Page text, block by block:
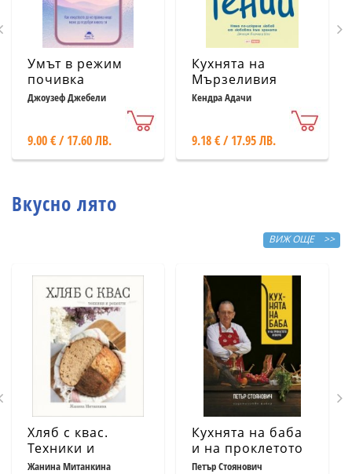
Умът в режим
почивка
Джоузеф Джебели
9.00 € / 17.60 ЛВ.
Кухнята на
Мързеливия
гений
Кендра Адачи
9.18 € / 17.95 ЛВ.
Вкусно лято
ВИЖ ОЩЕ >>
Хляб с квас.
Техники и
рецепти
Жанина Митанкина
Кухнята на баба
и на проклетото
й внуче
Петър Стоянович